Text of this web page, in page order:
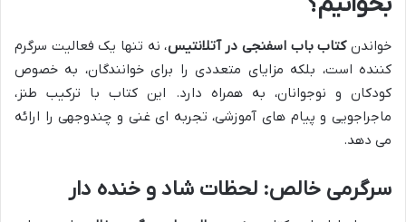
خواندنکتاب باب اسفنجی در آتلانتیس، نه تنها یک فعالیت سرگرم
کننده است، بلکه مزایای متعددی را برای خوانندگان، به خصوص
کودکان و نوجوانان، به همراه دارد. این کتاب با ترکیب طنز،
ماجراجویی و پیام های آموزشی، تجربه ای غنی و چندوجهی را ارائه
می دهد.
سرگرمی خالص: لحظات شاد و خنده دار